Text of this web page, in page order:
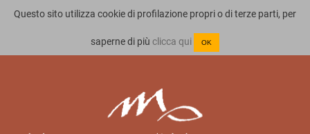
Questo sito utilizza cookie di profilazione propri o di terze parti, per
saperne di piùclicca qui OK